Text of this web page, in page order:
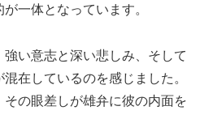
一体となっています。
い意志と深い悲しみ、そして
在しているのを感じました。
の眼差しが雄弁に彼の内面を